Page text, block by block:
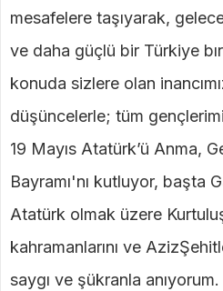
mesafelere taşıyarak,
ve daha güçlü bir Türkiye
konuda sizlere olan
düşüncelerle; tüm
19 Mayıs Atatürk’ü Anma,
Bayramı'nı kutluyor, başta
Atatürk olmak üzere
kahramanlarını ve
saygı ve şükranla anıyorum.